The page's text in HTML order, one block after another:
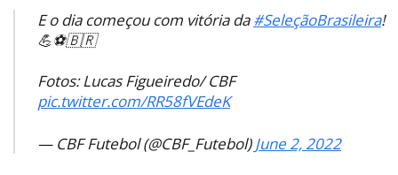
E o dia começou com vitória da#SeleçãoBrasileira!
💪⚽🇧🇷
Fotos: Lucas Figueiredo/ CBF
pic.twitter.com/RR58fVEdeK
— CBF Futebol (@CBF_Futebol)June 2, 2022